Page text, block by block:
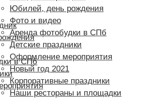
Юбилей, день рождения
Фото и видео
Аренда фотобудки в СПб
Детские праздники
Оформление мероприятия
Новый год 2021
Корпоративные праздники
Наши рестораны и площадки
в СПб